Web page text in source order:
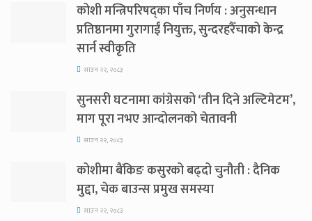
कोशी मन्त्रिपरिषद्का पाँच निर्णय : अनुसन्धान
प्रतिष्ठानमा गुरागाईं नियुक्त, सुन्दरहरैँचाको केन्द्र
सार्न स्वीकृति
साउन २२, २०८३
सुनसरी घटनामा कांग्रेसको ‘तीन दिने अल्टिमेटम’,
माग पूरा नभए आन्दोलनको चेतावनी
साउन २२, २०८३
कोशीमा बैंकिङ कसुरको बढ्दो चुनौती : दैनिक
मुद्दा, चेक बाउन्स प्रमुख समस्या
साउन २२, २०८३